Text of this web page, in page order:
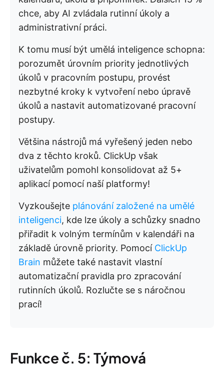
chce, aby AI zvládala rutinní úkoly a
administrativní práci.
K tomu musí být umělá inteligence schopna:
porozumět úrovním priority jednotlivých
úkolů v pracovním postupu, provést
nezbytné kroky k vytvoření nebo úpravě
úkolů a nastavit automatizované pracovní
postupy.
Většina nástrojů má vyřešený jeden nebo
dva z těchto kroků. ClickUp však
uživatelům pomohl konsolidovat až 5+
aplikací pomocí naší platformy!
Vyzkoušejte plánování založené na umělé
inteligenci, kde lze úkoly a schůzky snadno
přiřadit k volným termínům v kalendáři na
základě úrovně priority. Pomocí ClickUp
Brain můžete také nastavit vlastní
automatizační pravidla pro zpracování
rutinních úkolů. Rozlučte se s náročnou
prací!
Funkce č. 5: Týmová